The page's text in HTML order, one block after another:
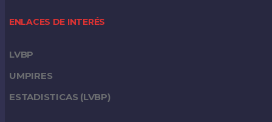
ENLACES DE INTERÉS
LVBP
UMPIRES
ESTADISTICAS (LVBP)